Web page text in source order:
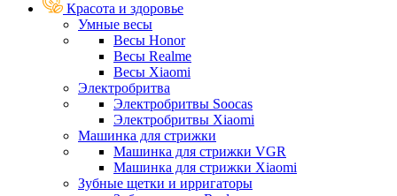
Красота и здоровье
Умные весы
Весы Honor
Весы Realme
Весы Xiaomi
Электробритва
Электробритвы Soocas
Электробритвы Xiaomi
Машинка для стрижки
Машинка для стрижки VGR
Машинка для стрижки Xiaomi
Зубные щетки и ирригаторы